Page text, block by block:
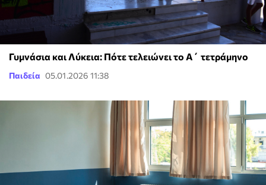
Γυμνάσια και Λύκεια: Πότε τελειώνει το Α΄ τετράμηνο
Παιδεία 05.01.2026 11:38